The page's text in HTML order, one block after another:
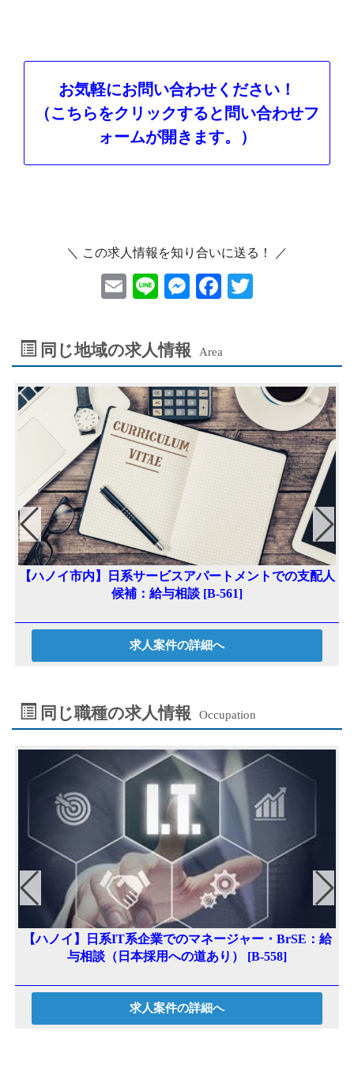
お気軽にお問い合わせください！
（こちらをクリックすると問い合わせフ
ォームが開きます。）
＼ この求人情報を知り合いに送る！ ／
E
ai
l
Li M
n
ge
r
F
oo
k
er
同じ地域の求人情報 Area
【ハノイ市内】日系サービスアパートメントでの支配人
候補：給与相談 [B-561]
求人案件の詳細へ
同じ職種の求人情報 Occupation
【ハノイ】日系IT系企業でのマネージャー・BrSE：給
与相談（日本採用への道あり） [B-558]
求人案件の詳細へ